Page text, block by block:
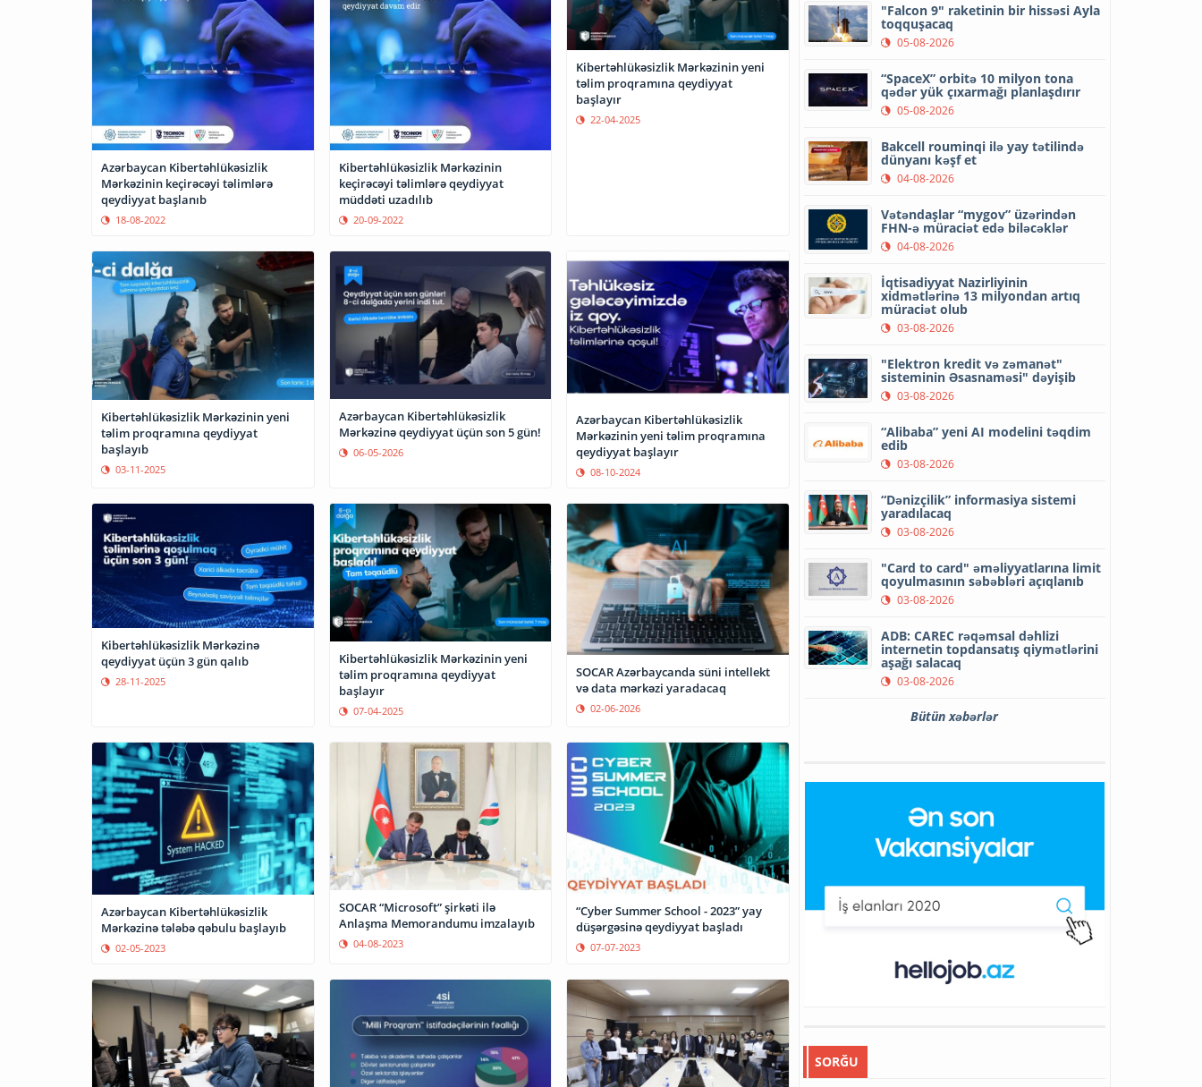
Azərbaycan Kibertəhlükəsizlik
Mərkəzinin keçirəcəyi təlimlərə
qeydiyyat başlanıb
18-08-2022
Kibertəhlükəsizlik Mərkəzinin
keçirəcəyi təlimlərə qeydiyyat
müddəti uzadılıb
20-09-2022
Kibertəhlükəsizlik Mərkəzinin yeni
təlim proqramına qeydiyyat
başlayır
22-04-2025
Kibertəhlükəsizlik Mərkəzinin yeni
təlim proqramına qeydiyyat
başlayıb
03-11-2025
Azərbaycan Kibertəhlükəsizlik
Mərkəzinə qeydiyyat üçün son 5 gün!
06-05-2026
Azərbaycan Kibertəhlükəsizlik
Mərkəzinin yeni təlim proqramına
qeydiyyat başlayır
08-10-2024
Kibertəhlükəsizlik Mərkəzinə
qeydiyyat üçün 3 gün qalıb
28-11-2025
Kibertəhlükəsizlik Mərkəzinin yeni
təlim proqramına qeydiyyat
başlayır
07-04-2025
SOCAR Azərbaycanda süni intellekt
və data mərkəzi yaradacaq
02-06-2026
Azərbaycan Kibertəhlükəsizlik
Mərkəzinə tələbə qəbulu başlayıb
02-05-2023
SOCAR “Microsoft” şirkəti ilə
Anlaşma Memorandumu imzalayıb
04-08-2023
“Cyber Summer School - 2023” yay
düşərgəsinə qeydiyyat başladı
07-07-2023
"Falcon 9" raketinin bir hissəsi Ayla
toqquşacaq
05-08-2026
“SpaceX” orbitə 10 milyon tona
qədər yük çıxarmağı planlaşdırır
05-08-2026
Bakcell rouminqi ilə yay tətilində
dünyanı kəşf et
04-08-2026
Vətəndaşlar “mygov” üzərindən
FHN-ə müraciət edə biləcəklər
04-08-2026
İqtisadiyyat Nazirliyinin
xidmətlərinə 13 milyondan artıq
müraciət olub
03-08-2026
"Elektron kredit və zəmanət"
sisteminin Əsasnaməsi" dəyişib
03-08-2026
“Alibaba” yeni AI modelini təqdim
edib
03-08-2026
“Dənizçilik” informasiya sistemi
yaradılacaq
03-08-2026
"Card to card" əməliyyatlarına limit
qoyulmasının səbəbləri açıqlanıb
03-08-2026
ADB: CAREC rəqəmsal dəhlizi
internetin topdansatış qiymətlərini
aşağı salacaq
03-08-2026
Bütün xəbərlər
SORĞU